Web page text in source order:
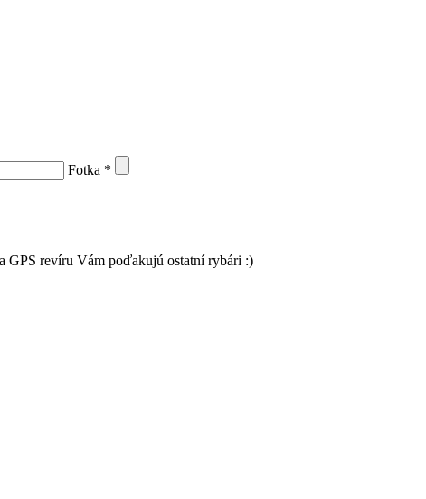
Fotka *
GPS revíru Vám poďakujú ostatní rybári :)